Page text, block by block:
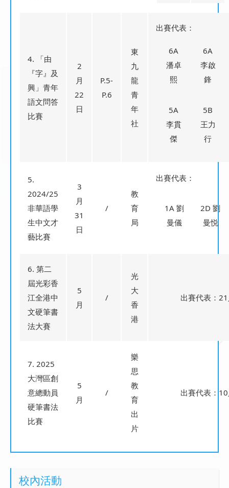
4. 「由
『字』及
興」青年
語文問答
比賽
2
月
22
日
P.5-
P.6
東
九
龍
青
年
社
出賽代表：
6A
潘卓
熙
6A
李啟
鋒
5A
李貫
傑
5B
王力
行
5.
2024/25
非華語學
生中文才
藝比賽
3
月
31
日
/
教
育
局
出賽代表：
1A 劉
曼儀
2D 劉
曼悦
6. 第二
屆光彩香
江全港中
文硬筆書
法大賽
5
月
/
光
大
香
港
出賽代表：
7. 2025
大灣區創
意總動員
硬筆書法
比賽
5
月
/
樂
思
教
育
出
片
出賽代表：
校內活動